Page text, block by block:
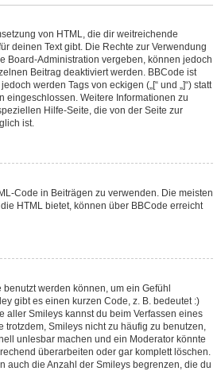
von HTML, die dir weitreichende
deinen Text gibt. Die Rechte zur Verwendung
Board-Administration vergeben, können jedoch
Beitrag deaktiviert werden. BBCode ist
werden Tags von eckigen („[“ und „]“) statt
eingeschlossen. Weitere Informationen zu
Hilfe-Seite, die von der Seite zur
ist.
Code in Beiträgen zu verwenden. Die meisten
HTML bietet, können über BBCode erreicht
werden können, um ein Gefühl
gibt es einen kurzen Code, z. B. bedeutet :)
aller Smileys kannst du beim Verfassen eines
trotzdem, Smileys nicht zu häufig zu benutzen,
unlesbar machen und ein Moderator könnte
überarbeiten oder gar komplett löschen.
auch die Anzahl der Smileys begrenzen, die du